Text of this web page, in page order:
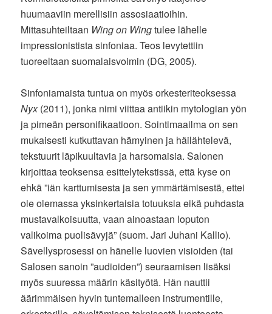
huumaaviin merellisiin assosiaatioihin.
Mittasuhteiltaan Wing on Wingtulee lähelle
impressionistista sinfoniaa. Teos levytettiin
tuoreeltaan suomalaisvoimin (DG, 2005).
Sinfoniamaista tuntua on myös orkesteriteoksessa
Nyx(2011), jonka nimi viittaa antiikin mytologian yön
ja pimeän personifikaatioon. Sointimaailma on sen
mukaisesti kutkuttavan hämyinen ja häilähtelevä,
tekstuurit läpikuultavia ja harsomaisia. Salonen
kirjoittaa teoksensa esittelytekstissä, että kyse on
ehkä ”iän karttumisesta ja sen ymmärtämisestä, ettei
ole olemassa yksinkertaisia totuuksia eikä puhdasta
mustavalkoisuutta, vaan ainoastaan loputon
valikoima puolisävyjä” (suom. Jari Juhani Kallio).
Sävellysprosessi on hänelle luovien visioiden (tai
Salosen sanoin ”audioiden”) seuraamisen lisäksi
myös suuressa määrin käsityötä. Hän nauttii
äärimmäisen hyvin tuntemalleen instrumentille,